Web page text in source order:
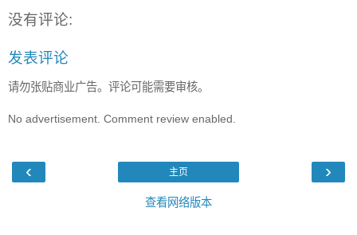
没有评论:
发表评论
请勿张贴商业广告。评论可能需要审核。
No advertisement. Comment review enabled.
‹ ›
主页
查看网络版本